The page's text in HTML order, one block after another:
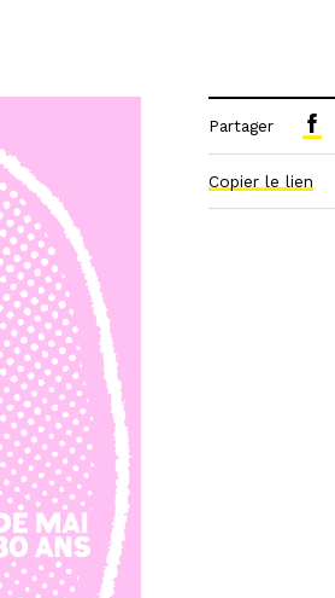
Partager
Copier le lien